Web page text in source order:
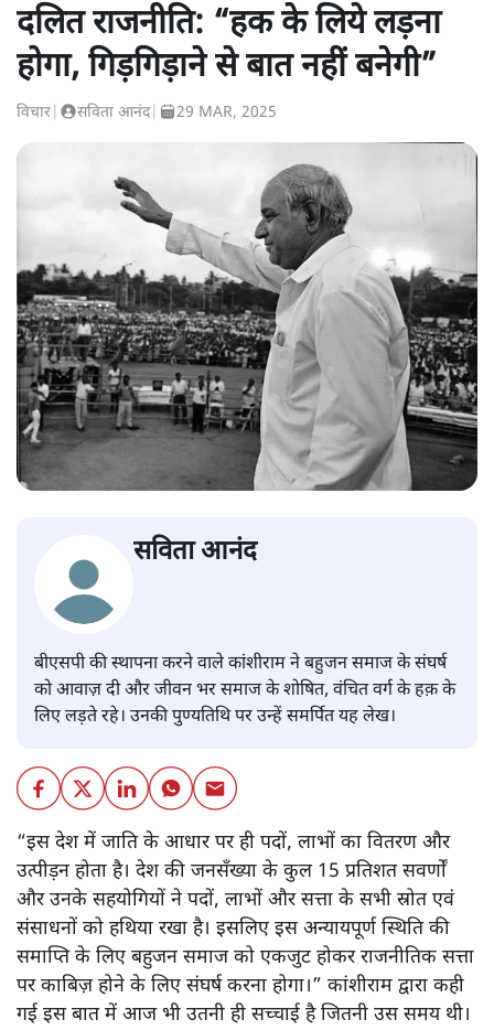
दलित राजनीति: “हक के लिये लड़ना
होगा, गिड़गिड़ाने से बात नहीं बनेगी”
विचार सविता आनंद| 29 MAR, 2025
सविता आनंद
बीएसपी की स्थापना करने वाले कांशीराम ने बहुजन समाज के संघर्ष
को आवाज़ दी और जीवन भर समाज के शोषित, वंचित वर्ग के हक़ के
लिए लड़ते रहे। उनकी पुण्यतिथि पर उन्हें समर्पित यह लेख।
“इस देश में जाति के आधार पर ही पदों, लाभों का वितरण और
उत्पीड़न होता है। देश की जनसँख्या के कुल 15 प्रतिशत सवर्णों
और उनके सहयोगियों ने पदों, लाभों और सत्ता के सभी स्रोत एवं
संसाधनों को हथिया रखा है। इसलिए इस अन्यायपूर्ण स्थिति की
समाप्ति के लिए बहुजन समाज को एकजुट होकर राजनीतिक सत्ता
पर काबिज़ होने के लिए संघर्ष करना होगा।” कांशीराम द्वारा कही
गई इस बात में आज भी उतनी ही सच्चाई है जितनी उस समय थी।